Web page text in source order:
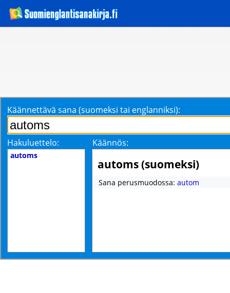
Käännettävä sana (suomeksi tai englanniksi):
Hakuluettelo: Käännös:
automs
automs (suomeksi)
Sana perusmuodossa: autom